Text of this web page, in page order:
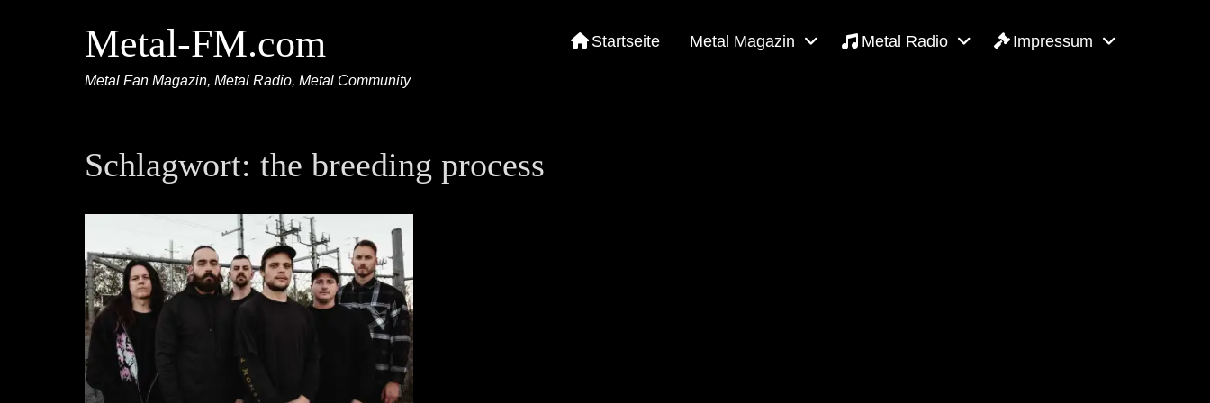
Metal-FM.com
Metal Fan Magazin, Metal Radio, Metal Community
Startseite Metal Magazin Metal Radio Impressum
Schlagwort:the breeding process